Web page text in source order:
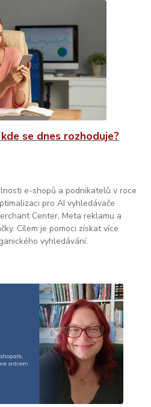
se dnes rozhoduje?
e-shopů a podnikatelů v roce
pro AI vyhledávače
Center, Meta reklamu a
Cílem je pomoci získat více
vyhledávání.